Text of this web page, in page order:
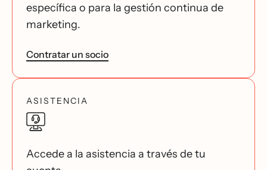
específica o para la gestión continua de
marketing.
Contratar un socio
ASISTENCIA
Accede a la asistencia a través de tu